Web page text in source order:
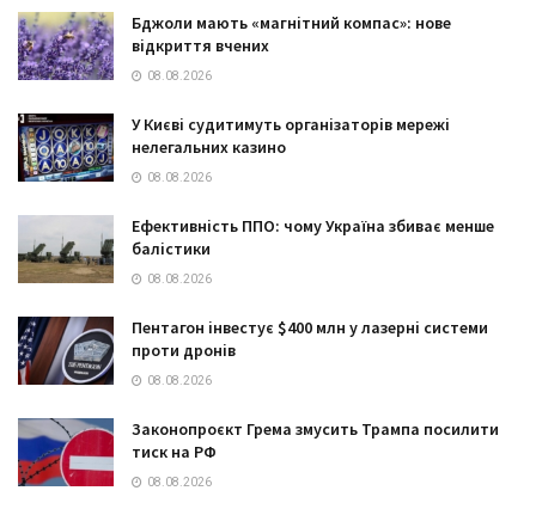
Бджоли мають «магнітний компас»: нове
відкриття вчених
08.08.2026
У Києві судитимуть організаторів мережі
нелегальних казино
08.08.2026
Ефективність ППО: чому Україна збиває менше
балістики
08.08.2026
Пентагон інвестує $400 млн у лазерні системи
проти дронів
08.08.2026
Законопроєкт Грема змусить Трампа посилити
тиск на РФ
08.08.2026